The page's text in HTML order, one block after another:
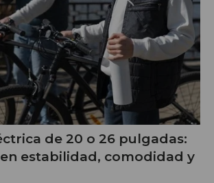
de 20 o 26 pulgadas:
estabilidad, comodidad y